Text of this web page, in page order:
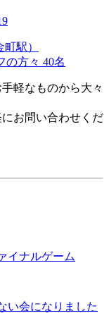
駅）
の方々 40名
軽なものから大々
お問い合わせくだ
イナルゲーム
い会になりました